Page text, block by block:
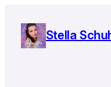
Inhalt
springen
Stella